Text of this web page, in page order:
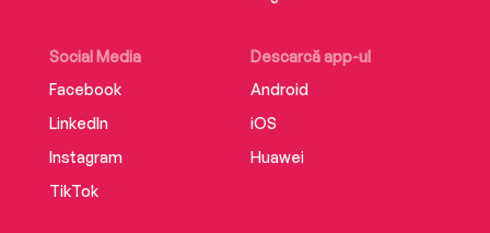
Social Media
Facebook
LinkedIn
Instagram
TikTok
Descarcă app-ul
Android
iOS
Huawei